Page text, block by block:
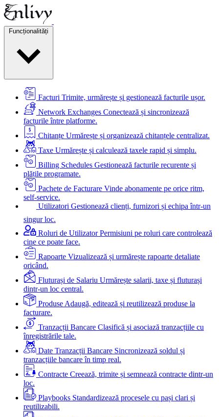
Facturi Trimite, urmărește și gestionează facturile ușor.
Network Exchanges Conectează și sincronizează
facturile între platforme.
Chitanțe Urmărește și organizează chitanțele centralizat.
Taxe Urmărește și calculează taxele rapid și simplu.
Billing Schedules Gestionează facturile recurente și
plățile programate.
Pachete de Facturare Vinde abonamente pe orice ritm,
self-service.
Utilizatori Gestionează clienți, furnizori și echipa într-un
singur loc.
Roluri de Utilizator Permisiuni pe roluri care controlează
cine ce poate face.
Rapoarte Vizualizează și urmărește rapoarte detaliate
oricând.
Fluturași de Salariu Urmărește salarii, taxe și fluturași
dintr-un loc central.
Produse Adaugă, editează și reutilizează produse la
facturare.
Tranzacții Bancare Clasifică și asociază tranzacțiile cu
înregistrările tale.
Date Tranzacții Bancare Sincronizează soldul și
tranzacțiile bancare în timp real.
Contracte Creează, trimite și semnează contracte dintr-un
loc.
Playbooks Standardizează procesele cu pași clari și
reutilizabili.